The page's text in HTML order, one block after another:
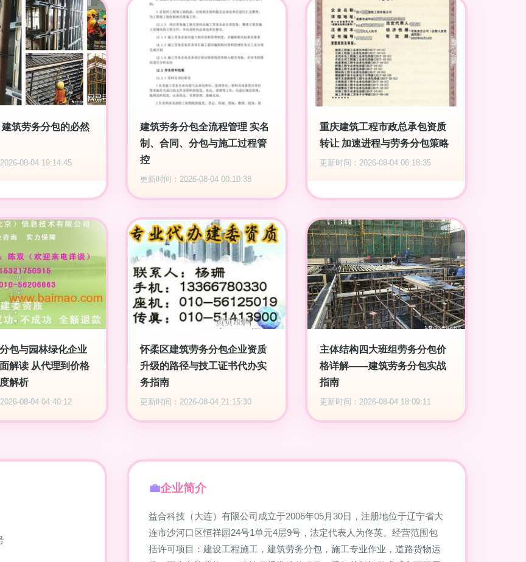
筑劳务分包的必然
08-04 19:14:45
建筑劳务分包全流程管理 实名
制、合同、分包与施工过程管
控
更新时间：2026-08-04 00:10:38
重庆建筑工程市政总承包资质
转让 加速进程与劳务分包策略
更新时间：2026-08-04 06:18:35
包与园林绿化企业
解读 从代理到价格
解析
08-04 04:40:12
怀柔区建筑劳务分包企业资质
升级的路径与技工证书代办实
务指南
更新时间：2026-08-04 21:15:30
主体结构四大班组劳务分包价
格详解——建筑劳务分包实战
指南
更新时间：2026-08-04 18:09:11
企业简介
益合科技（大连）有限公司成立于2006年05月30日，注册地位于辽宁省大
连市沙河口区恒祥园24号1单元4层9号，法定代表人为佟英。经营范围包
括许可项目：建设工程施工，建筑劳务分包，施工专业作业，道路货物运